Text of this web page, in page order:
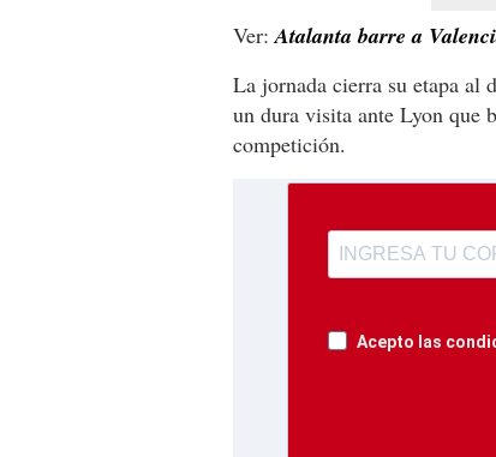
Ver:Atalanta barre a
La jornada cierra su etapa al
un dura visita ante Lyon que
competición.
Acepto las